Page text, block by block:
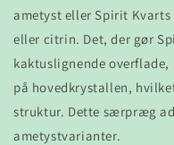
ametyst eller Spirit
eller citrin. Det, der gør
kaktuslignende
på hovedkrystallen,
struktur. Dette særpræg
ametystvarianter.